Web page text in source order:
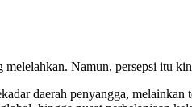
Namun, persepsi itu
daerah penyangga,